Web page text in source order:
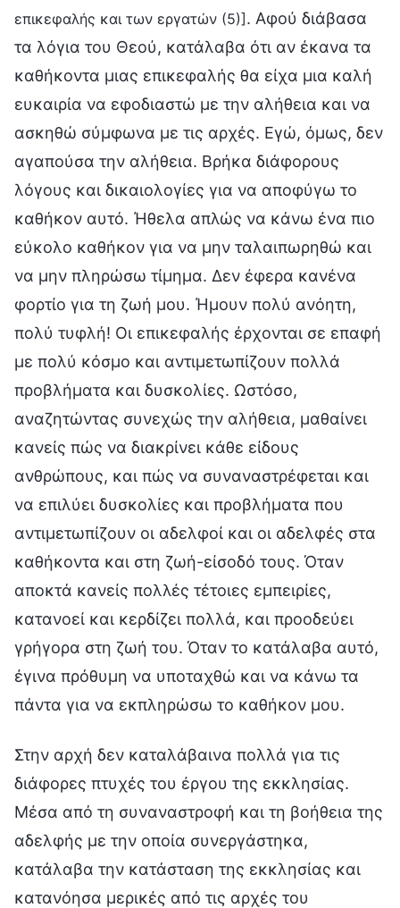
επικεφαλής και των εργατών (5)]. Αφού διάβασα
τα λόγια του Θεού, κατάλαβα ότι αν έκανα τα
καθήκοντα μιας επικεφαλής θα είχα μια καλή
ευκαιρία να εφοδιαστώ με την αλήθεια και να
ασκηθώ σύμφωνα με τις αρχές. Εγώ, όμως, δεν
αγαπούσα την αλήθεια. Βρήκα διάφορους
λόγους και δικαιολογίες για να αποφύγω το
καθήκον αυτό. Ήθελα απλώς να κάνω ένα πιο
εύκολο καθήκον για να μην ταλαιπωρηθώ και
να μην πληρώσω τίμημα. Δεν έφερα κανένα
φορτίο για τη ζωή μου. Ήμουν πολύ ανόητη,
πολύ τυφλή! Οι επικεφαλής έρχονται σε επαφή
με πολύ κόσμο και αντιμετωπίζουν πολλά
προβλήματα και δυσκολίες. Ωστόσο,
αναζητώντας συνεχώς την αλήθεια, μαθαίνει
κανείς πώς να διακρίνει κάθε είδους
ανθρώπους, και πώς να συναναστρέφεται και
να επιλύει δυσκολίες και προβλήματα που
αντιμετωπίζουν οι αδελφοί και οι αδελφές στα
καθήκοντα και στη ζωή-είσοδό τους. Όταν
αποκτά κανείς πολλές τέτοιες εμπειρίες,
κατανοεί και κερδίζει πολλά, και προοδεύει
γρήγορα στη ζωή του. Όταν το κατάλαβα αυτό,
έγινα πρόθυμη να υποταχθώ και να κάνω τα
πάντα για να εκπληρώσω το καθήκον μου.
Στην αρχή δεν καταλάβαινα πολλά για τις
διάφορες πτυχές του έργου της εκκλησίας.
Μέσα από τη συναναστροφή και τη βοήθεια της
αδελφής με την οποία συνεργάστηκα,
κατάλαβα την κατάσταση της εκκλησίας και
κατανόησα μερικές από τις αρχές του